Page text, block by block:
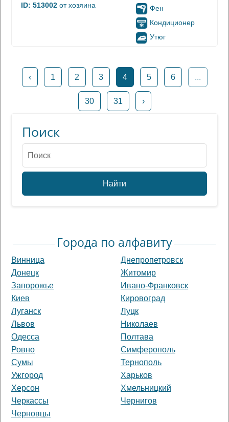
ID: 513002 от хозяина
Фен
Кондиционер
Утюг
‹ 1 2 3 4 5 6 ...
30 31 ›
Поиск
Найти
Города по алфавиту
Винница
Днепропетровск
Донецк
Житомир
Запорожье
Ивано-Франковск
Киев
Кировоград
Луганск
Луцк
Львов
Николаев
Одесса
Полтава
Ровно
Симферополь
Сумы
Тернополь
Ужгород
Харьков
Херсон
Хмельницкий
Черкассы
Чернигов
Черновцы